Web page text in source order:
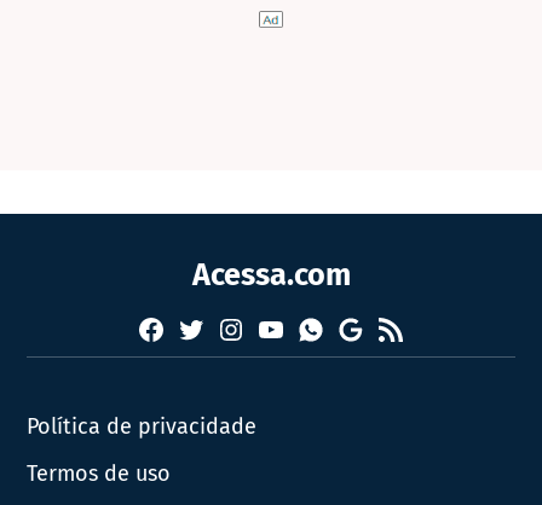
Acessa.com
Facebook
TwitterInstagram
YouTubeWhatsapp
Google
News
RSS
Política de privacidade
Termos de uso